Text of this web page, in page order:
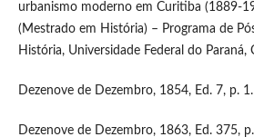
urbanismo moderno em Curitiba (1889-
(Mestrado em História) – Programa de
História, Universidade Federal do Paraná,
Dezenove de Dezembro, 1854, Ed. 7, p. 1.
Dezenove de Dezembro, 1863, Ed. 375,